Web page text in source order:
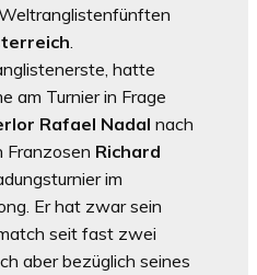
.
hatte
am Turnier in Frage
Rafael Nadal nach
Franzosen Richard
im
Er hat zwar sein
seit fast zwei
aber bezüglich seines